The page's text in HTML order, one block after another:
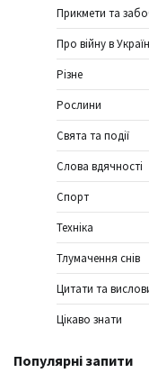
Прикмети та
Про війну в
Різне
Рослини
Свята та події
Слова вдячності
Спорт
Техніка
Тлумачення снів
Цитати та
Цікаво знати
Популярні запити